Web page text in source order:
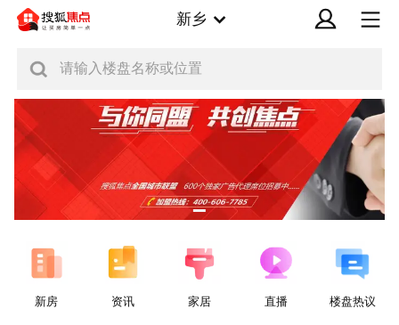
新乡
请输入楼盘名称或位置
新房 资讯 家居 直播 楼盘热议